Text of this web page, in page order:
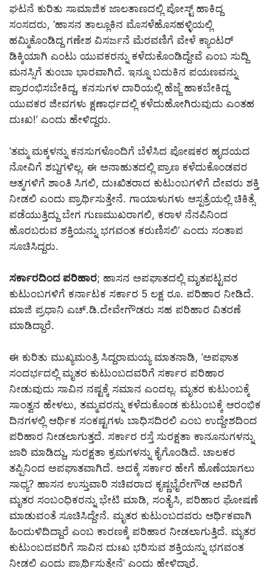
ಘಟನೆ ಕುರಿತು ಸಾಮಾಜಿಕ ಜಾಲತಾಣದಲ್ಲಿ ಪೋಸ್ಟ್ ಹಾಕಿದ್ದ
ಸಂಸದರು, ‘ಹಾಸನ ತಾಲ್ಲೂಕಿನ ಮೊಸಳೆಹೊಸಹಳ್ಳಿಯಲ್ಲಿ
ಹಮ್ಮಿಕೊಂಡಿದ್ದ ಗಣೇಶ ವಿಸರ್ಜನೆ ಮೆರವಣಿಗೆ ವೇಳೆ ಕ್ಯಾಂಟರ್
ಡಿಕ್ಕಿಯಾಗಿ ಎಂಟು ಯುವಕರನ್ನು ಕಳೆದುಕೊಂಡಿದ್ದೇವೆ ಎಂಬ ಸುದ್ದಿ
ಮನಸ್ಸಿಗೆ ತುಂಬಾ ಭಾರವಾಗಿದೆ. ಇನ್ನೂ ಬದುಕಿನ ಪಯಣವನ್ನು
ಪ್ರಾರಂಭಿಸಬೇಕಿದ್ದ, ಕನಸುಗಳ ದಾರಿಯಲ್ಲಿ ಹೆಜ್ಜೆ ಹಾಕಬೇಕಿದ್ದ
ಯುವಕರ ಜೀವಗಳು ಕ್ಷಣಾರ್ಧದಲ್ಲಿ ಕಳೆದುಹೋಗಿರುವುದು ಎಂತಹ
ದುಃಖ!’ ಎಂದು ಹೇಳಿದ್ದರು.
‘ತಮ್ಮ ಮಕ್ಕಳನ್ನು ಕನಸುಗಳೊಂದಿಗೆ ಬೆಳೆಸಿದ ಪೋಷಕರ ಹೃದಯದ
ನೋವಿಗೆ ಶಬ್ದಗಳಿಲ್ಲ. ಈ ಅನಾಹುತದಲ್ಲಿ ಪ್ರಾಣ ಕಳೆದುಕೊಂಡವರ
ಆತ್ಮಗಳಿಗೆ ಶಾಂತಿ ಸಿಗಲಿ, ದುಃಖಿತರಾದ ಕುಟುಂಬಗಳಿಗೆ ದೇವರು ಶಕ್ತಿ
ನೀಡಲಿ ಎಂದು ಪ್ರಾರ್ಥಿಸುತ್ತೇನೆ. ಗಾಯಾಳುಗಳು ಆಸ್ಪತ್ರೆಯಲ್ಲಿ ಚಿಕಿತ್ಸೆ
ಪಡೆಯುತ್ತಿದ್ದು ಬೇಗ ಗುಣಮುಖರಾಗಲಿ, ಕರಾಳ ನೆನಪಿನಿಂದ
ಹೊರಬರುವ ಶಕ್ತಿಯನ್ನು ಭಗವಂತ ಕರುಣಿಸಲಿ’ ಎಂದು ಸಂತಾಪ
ಸೂಚಿಸಿದ್ದರು.
ಸರ್ಕಾರದಿಂದ ಪರಿಹಾರ; ಹಾಸನ ಅಪಘಾತದಲ್ಲಿ ಮೃತಪಟ್ಟವರ
ಕುಟುಂಬಗಳಿಗೆ ಕರ್ನಾಟಕ ಸರ್ಕಾರ 5 ಲಕ್ಷ ರೂ. ಪರಿಹಾರ ನೀಡಿದೆ.
ಮಾಜಿ ಪ್ರಧಾನಿ ಎಚ್.ಡಿ.ದೇವೇಗೌಡರು ಸಹ ಪರಿಹಾರ ವಿತರಣೆ
ಮಾಡಿದ್ದಾರೆ.
ಈ ಕುರಿತು ಮುಖ್ಯಮಂತ್ರಿ ಸಿದ್ದರಾಮಯ್ಯ ಮಾತನಾಡಿ, ‘ಅಪಘಾತ
ಸಂದರ್ಭದಲ್ಲಿ ಮೃತರ ಕುಟುಂಬದವರಿಗೆ ಸರ್ಕಾರ ಪರಿಹಾರ
ನೀಡುವುದು ಸಾವಿನ ನಷ್ಟಕ್ಕೆ ಸಮಾನ ಎಂದಲ್ಲ. ಮೃತರ ಕುಟುಂಬಕ್ಕೆ
ಸಾಂತ್ವನ ಹೇಳಲು, ತಮ್ಮವರನ್ನು ಕಳೆದುಕೊಂಡ ಕುಟುಂಬಕ್ಕೆ ಆರಂಭಿಕ
ದಿನಗಳಲ್ಲಿ ಆರ್ಥಿಕ ಸಂಕಷ್ಟಗಳು ಬಾಧಿಸದಿರಲಿ ಎಂಬ ಉದ್ದೇಶದಿಂದ
ಪರಿಹಾರ ನೀಡಲಾಗುತ್ತದೆ. ಸರ್ಕಾರ ರಸ್ತೆ ಸುರಕ್ಷತಾ ಕಾನೂನುಗಳನ್ನು
ಜಾರಿ ಮಾಡಿದ್ದು, ಸುರಕ್ಷತಾ ಕ್ರಮಗಳನ್ನು ಕೈಗೊಂಡಿದೆ. ಚಾಲಕರ
ತಪ್ಪಿನಿಂದ ಅಪಘಾತವಾಗಿದೆ. ಅದಕ್ಕೆ ಸರ್ಕಾರ ಹೇಗೆ ಹೊಣೆಯಾಗಲು
ಸಾಧ್ಯ? ಹಾಸನ ಉಸ್ತುವಾರಿ ಸಚಿವರಾದ ಕೃಷ್ಣಭೈರೇಗೌಡ ಅವರಿಗೆ
ಮೃತರ ಸಂಬಂಧಿಕರನ್ನು ಭೇಟಿ ಮಾಡಿ, ಸಂತೈಸಿ, ಪರಿಹಾರ ಘೋಷಣೆ
ಮಾಡುವಂತೆ ಸೂಚಿಸಿದ್ದೇನೆ. ಮೃತರ ಕುಟುಂಬದವರು ಆರ್ಥಿಕವಾಗಿ
ಹಿಂದುಳಿದಿದ್ದಾರೆ ಎಂಬ ಕಾರಣಕ್ಕೆ ಪರಿಹಾರ ನೀಡಲಾಗುತ್ತಿದೆ. ಮೃತರ
ಕುಟುಂಬದವರಿಗೆ ಸಾವಿನ ದುಃಖ ಭರಿಸುವ ಶಕ್ತಿಯನ್ನು ಭಗವಂತ
ನೀಡಲಿ ಎಂದು ಪ್ರಾರ್ಥಿಸುತ್ತೇನೆ’ ಎಂದು ಹೇಳಿದ್ದಾರೆ.